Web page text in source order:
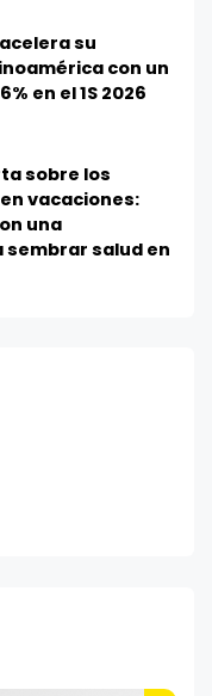
su
con un
en el 1S 2026
sobre los
vacaciones:
una
salud en